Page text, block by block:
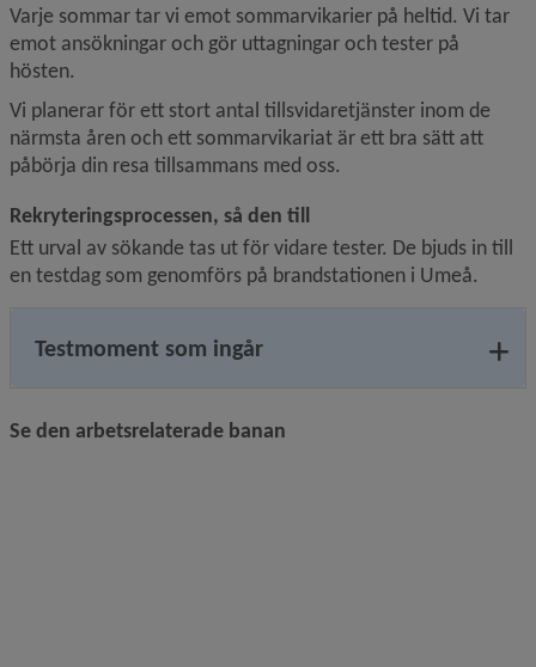
Varje sommar tar vi emot sommarvikarier på heltid. Vi tar
emot ansökningar och gör uttagningar och tester på
hösten.
Vi planerar för ett stort antal tillsvidaretjänster inom de
närmsta åren och ett sommarvikariat är ett bra sätt att
påbörja din resa tillsammans med oss.
Rekryteringsprocessen, så den till
Ett urval av sökande tas ut för vidare tester. De bjuds in till
en testdag som genomförs på brandstationen i Umeå.
Testmoment som ingår
Se den arbetsrelaterade banan